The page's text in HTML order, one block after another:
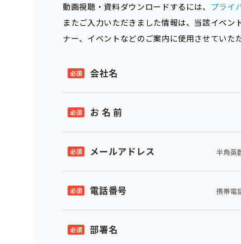
動画視聴・資料ダウンロードするには、 プライ
またご入力いただきました情報は、当該イベ
ナー、イベントなどのご案内に使用させていただ
会社名
お 名 前
メールアドレス 半角英
電話番号 携帯電
部署名